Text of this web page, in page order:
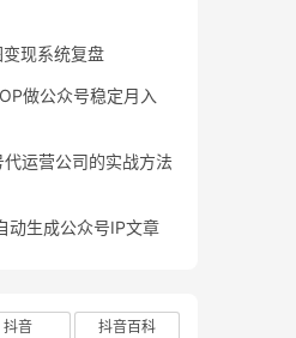
现系统复盘
做公众号稳定月入
运营公司的实战方法
动生成公众号IP文章
抖音
抖音百科